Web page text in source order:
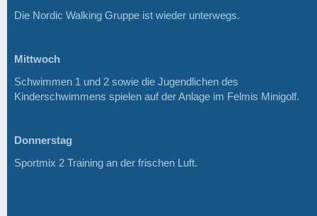
Die Nordic Walking Gruppe ist wieder unterwegs.
Mittwoch
Schwimmen 1 und 2 sowie die Jugendlichen des
Kinderschwimmens spielen auf der Anlage im Felmis Minigolf.
Donnerstag
Sportmix 2 Training an der frischen Luft.